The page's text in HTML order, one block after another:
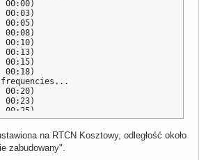
00:00)
00:03)
00:05)
00:08)
00:10)
00:13)
00:15)
00:18)
frequencies...
00:20)
00:23)
00:25)
00:28)
00:30)
00:33)
00:35)
na RTCN Kosztowy, odległość około
zabudowany".